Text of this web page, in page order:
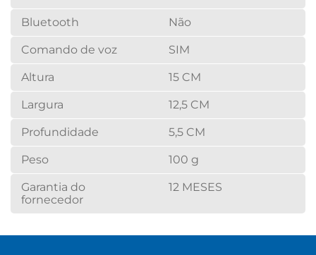
Bluetooth Não
Comando de voz SIM
Altura 15 CM
Largura 12,5 CM
Profundidade 5,5 CM
Peso 100 g
Garantia do
fornecedor
12 MESES